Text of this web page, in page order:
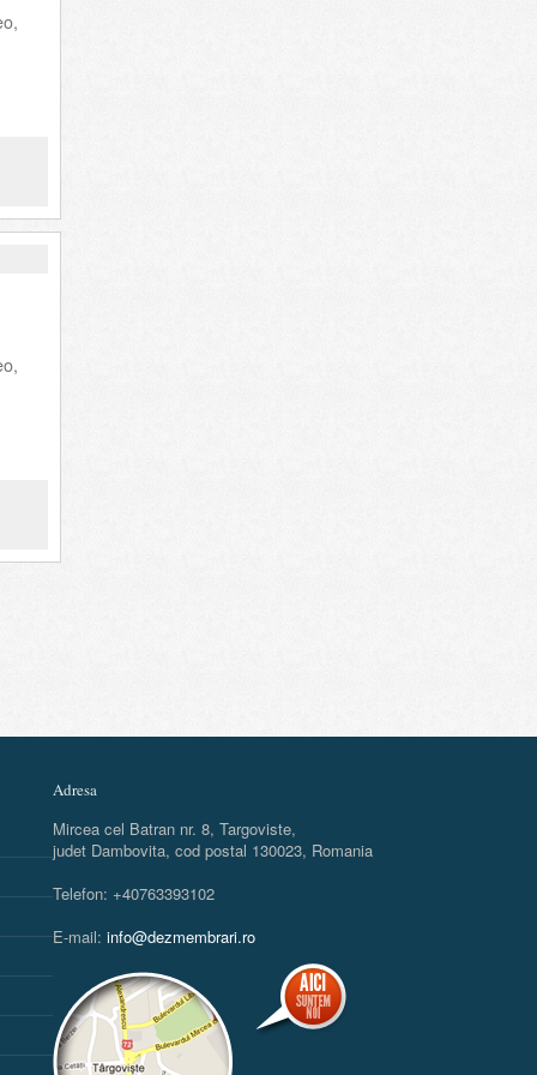
Adresa
Mircea cel Batran nr. 8, Targoviste,
judet Dambovita, cod postal 130023, Romania
Telefon: +40763393102
E-mail:info@dezmembrari.ro